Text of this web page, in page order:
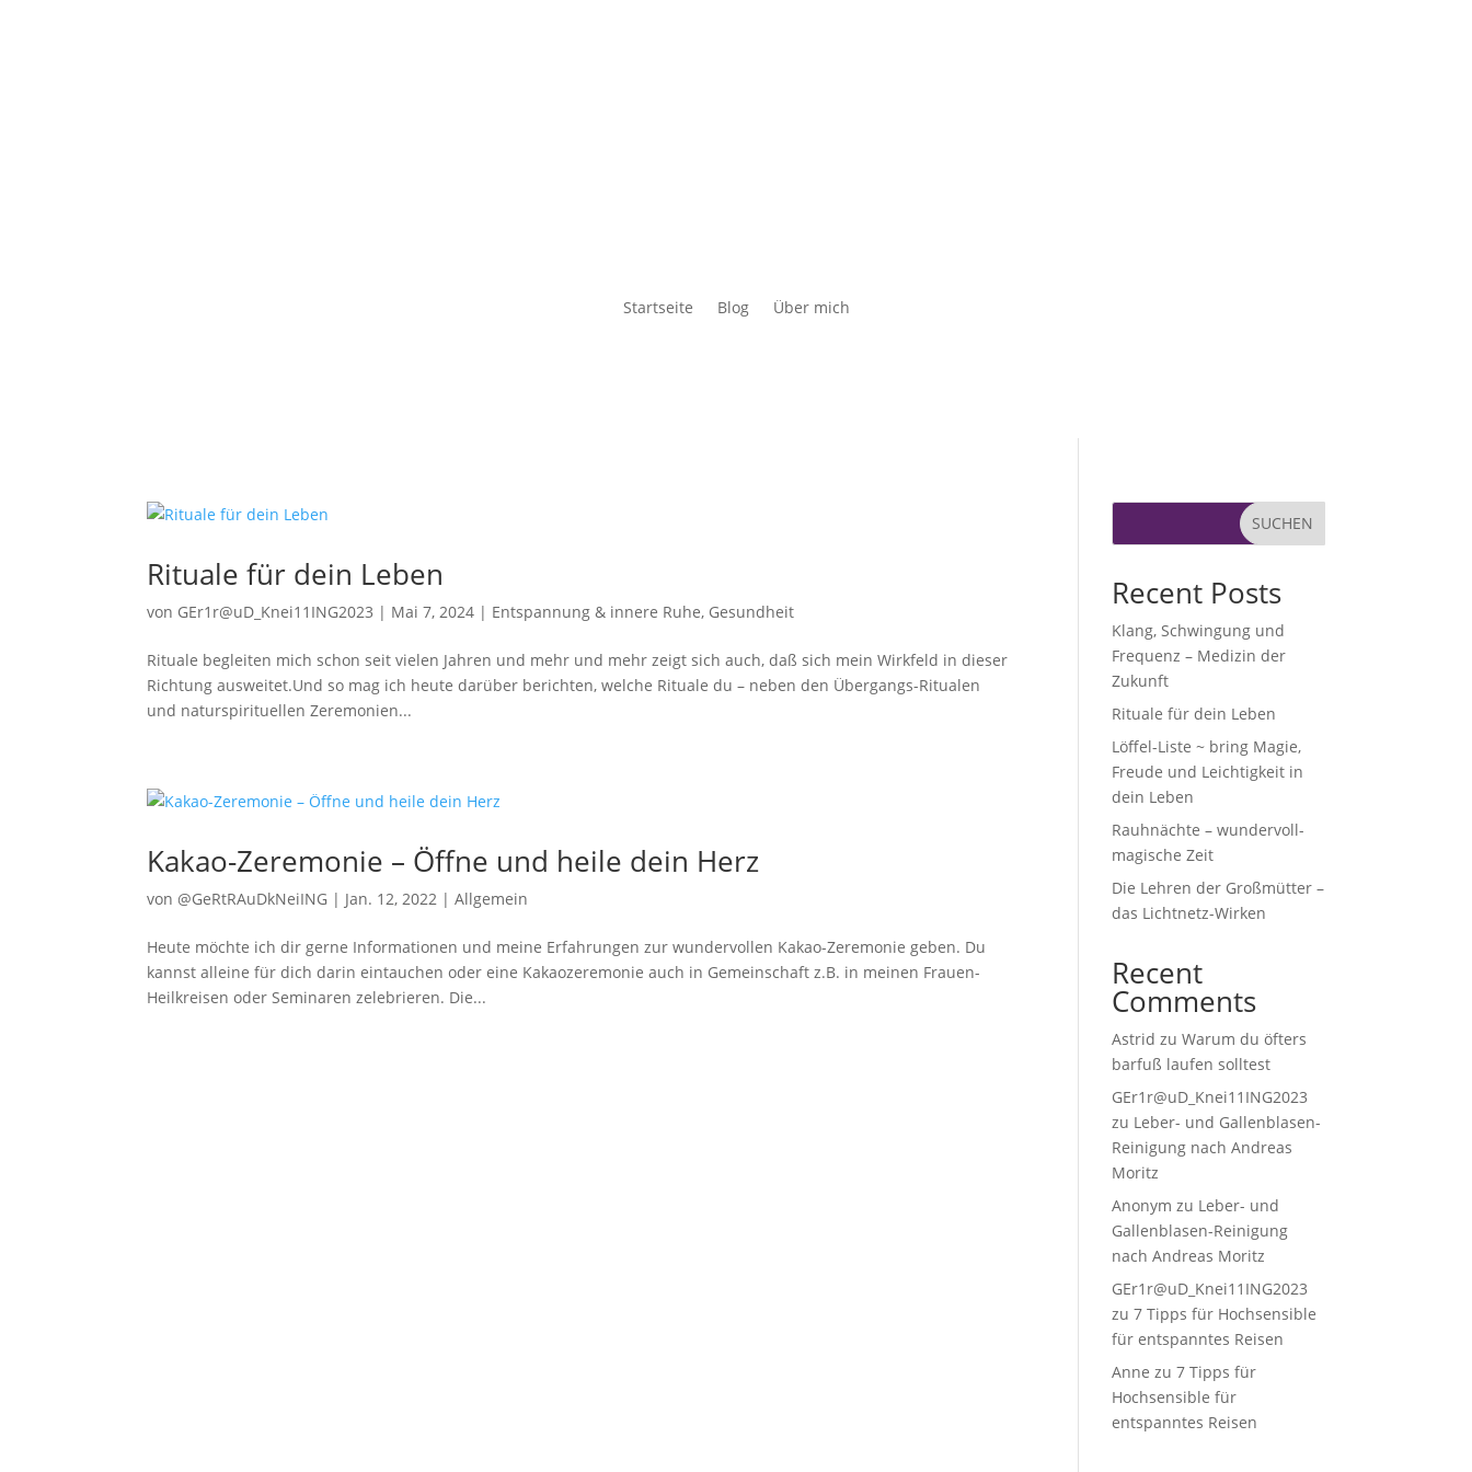
Startseite Blog Über mich
Rituale für dein Leben
von GEr1r@uD_Knei11ING2023 | Mai 7, 2024 | Entspannung & innere Ruhe, Gesundheit
Rituale begleiten mich schon seit vielen Jahren und mehr und mehr zeigt sich auch, daß sich mein Wirkfeld in dieser
Richtung ausweitet.Und so mag ich heute darüber berichten, welche Rituale du – neben den Übergangs-Ritualen
und naturspirituellen Zeremonien...
Kakao-Zeremonie – Öffne und heile dein Herz
von @GeRtRAuDkNeiING | Jan. 12, 2022 |Allgemein
Heute möchte ich dir gerne Informationen und meine Erfahrungen zur wundervollen Kakao-Zeremonie geben. Du
kannst alleine für dich darin eintauchen oder eine Kakaozeremonie auch in Gemeinschaft z.B. in meinen Frauen-
Heilkreisen oder Seminaren zelebrieren. Die...
SUCHEN
Recent Posts
Klang, Schwingung und
Frequenz – Medizin der
Zukunft
Rituale für dein Leben
Löffel-Liste ~ bring Magie,
Freude und Leichtigkeit in
dein Leben
Rauhnächte – wundervoll-
magische Zeit
Die Lehren der Großmütter –
das Lichtnetz-Wirken
Recent
Comments
Astrid zuWarum du öfters
barfuß laufen solltest
GEr1r@uD_Knei11ING2023
zu Leber- und Gallenblasen-
Reinigung nach Andreas
Moritz
Anonym zu Leber- und
Gallenblasen-Reinigung
nach Andreas Moritz
GEr1r@uD_Knei11ING2023
zu7 Tipps für Hochsensible
für entspanntes Reisen
Anne zu7 Tipps für
Hochsensible für
entspanntes Reisen